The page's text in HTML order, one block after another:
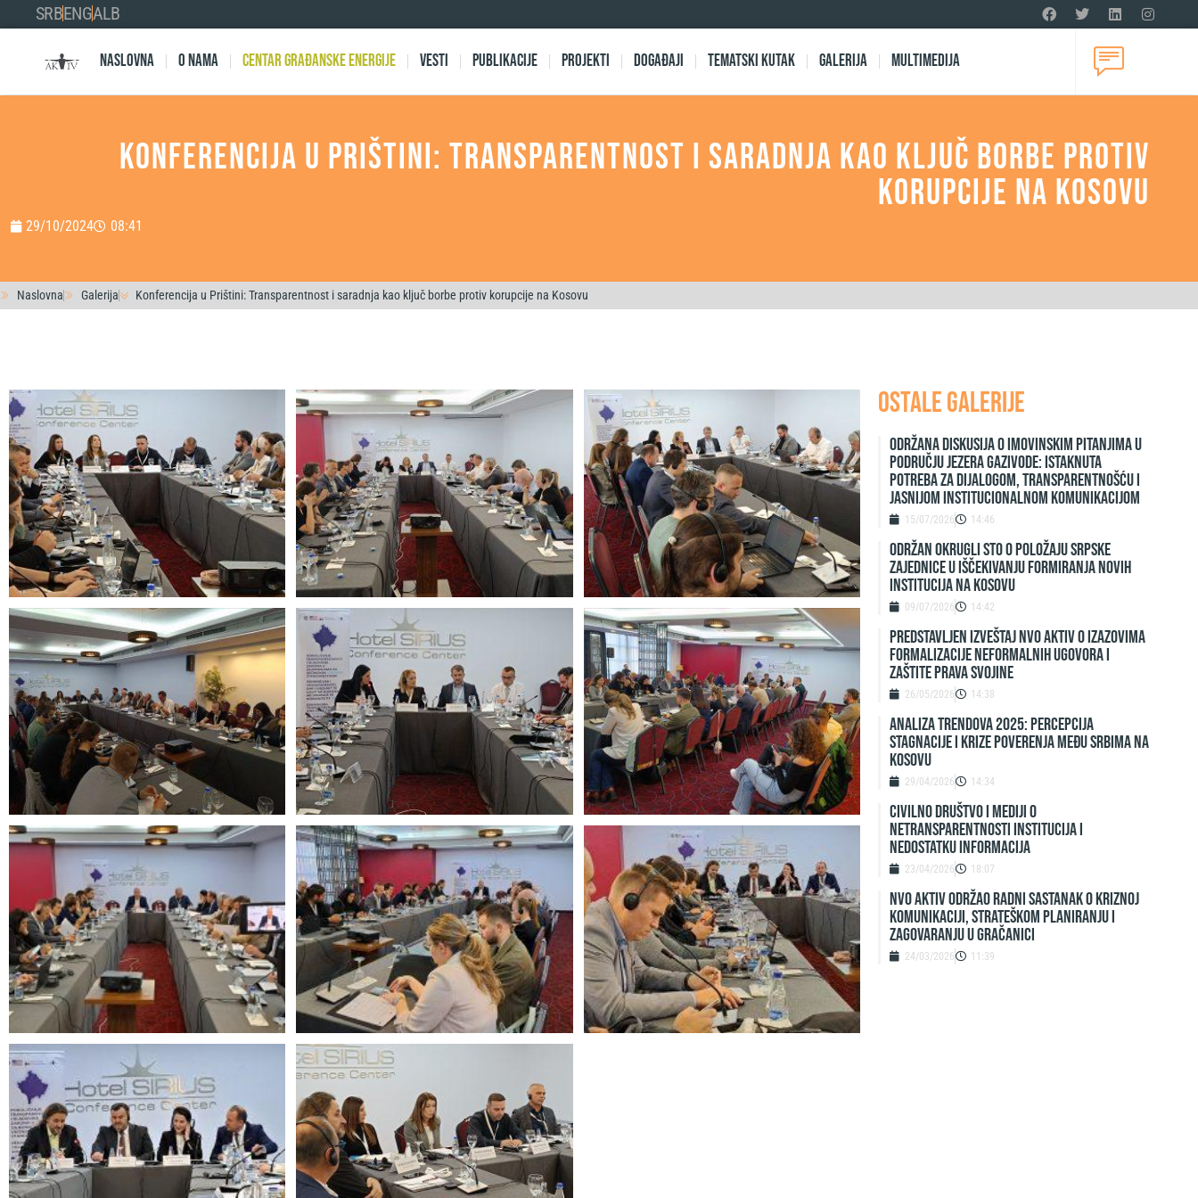
SRBENGALB
Naslovna O nama Centar Građanske Energije Vesti Publikacije Projekti Događaji Tematski kutak Galerija Multimedija
Konferencija u Prištini: Transparentnost i saradnja kao ključ borbe protiv
korupcije na Kosovu
29/10/2024 08:41
Naslovna Galerija Konferencija u Prištini: Transparentnost i saradnja kao ključ borbe protiv korupcije na Kosovu
Ostale galerije
Održana diskusija o imovinskim pitanjima u
području jezera Gazivode: Istaknuta
potreba za dijalogom, transparentnošću i
jasnijom institucionalnom komunikacijom
15/07/2026 14:46
ODRŽAN OKRUGLI STO O POLOŽAJU SRPSKE
ZAJEDNICE U IŠČEKIVANJU FORMIRANJA NOVIH
INSTITUCIJA NA KOSOVU
09/07/2026 14:42
Predstavljen izveštaj NVO Aktiv o izazovima
formalizacije neformalnih ugovora i
zaštite prava svojine
26/05/2026 14:38
ANALIZA TRENDOVA 2025: PERCEPCIJA
STAGNACIJE I KRIZE POVERENJA MEĐU SRBIMA NA
KOSOVU
29/04/2026 14:34
Civilno društvo i mediji o
netransparentnosti institucija i
nedostatku informacija
23/04/2026 18:07
NVO Aktiv održao radni sastanak o kriznoj
komunikaciji, strateškom planiranju i
zagovaranju u Gračanici
24/03/2026 11:39